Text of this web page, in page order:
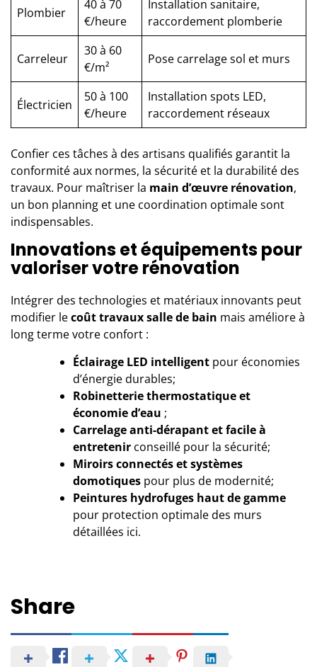
Plombier
40 à 70
€/heure
Installation sanitaire,
raccordement plomberie
Carreleur
30 à 60
€/m²
Pose carrelage sol et murs
Électricien
50 à 100
€/heure
Installation spots LED,
raccordement réseaux
Confier ces tâches à des artisans qualifiés garantit la
conformité aux normes, la sécurité et la durabilité des
travaux. Pour maîtriser la main d’œuvre rénovation,
un bon planning et une coordination optimale sont
indispensables.
Innovations et équipements pour
valoriser votre rénovation
Intégrer des technologies et matériaux innovants peut
modifier lecoût travaux salle de bain mais améliore à
long terme votre confort :
Éclairage LED intelligent pour économies
d’énergie durables;
Robinetterie thermostatique et
économie d’eau ;
Carrelage anti-dérapant et facile à
entretenir conseillé pour la sécurité;
Miroirs connectés et systèmes
domotiques pour plus de modernité;
Peintures hydrofuges haut de gamme
pour protection optimale des murs
détaillées ici.
Share